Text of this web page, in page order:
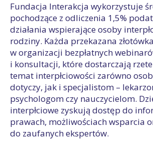
Fundacja Interakcja wykorzystuje
pochodzące z odliczenia 1,5%
działania wspierające osoby
rodziny. Każda przekazana
w organizacji bezpłatnych
i konsultacji, które dostarczają
temat interpłciowości zarówno
dotyczy, jak i specjalistom –
psychologom czy nauczycielom.
interpłciowe zyskują dostęp do
prawach, możliwościach wsparcia
do zaufanych ekspertów.